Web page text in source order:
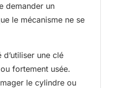
demander un
le mécanisme ne se
une clé
fortement usée.
le cylindre ou